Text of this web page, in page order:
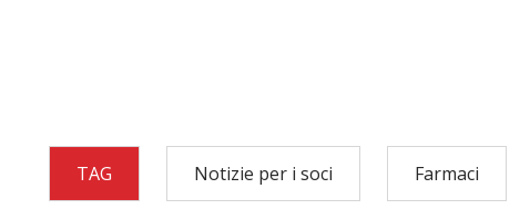
TAG Notizie per i soci Farmaci